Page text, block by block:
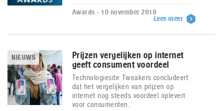
Awards - 10 november 2018
Lees meer
NIEUWS
Prijzen vergelijken op internet
geeft consument voordeel
Technologiesite Tweakers concludeert
dat het vergelijken van prijzen op
internet nog steeds voordeel oplevert
voor consumenten.